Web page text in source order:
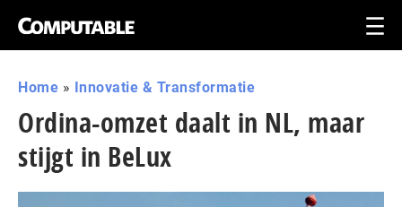
Home » Innovatie & Transformatie
Ordina-omzet daalt in NL, maar
stijgt in BeLux